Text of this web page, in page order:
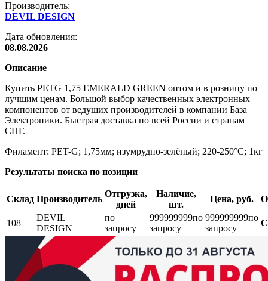
Производитель:
DEVIL DESIGN
Дата обновления:
08.08.2026
Описание
Купить PETG 1,75 EMERALD GREEN оптом и в розницу по
лучшим ценам. Большой выбор качественных электронных
компонентов от ведущих производителей в компании База
Электроники. Быстрая доставка по всей России и странам
СНГ.
Филамент: PET-G; 1,75мм; изумрудно-зелёный; 220-250°C; 1кг
Результаты поиска по позиции
Склад Производитель
Отгрузка,
дней
Наличие,
шт.
Цена, руб.
108
DEVIL
DESIGN
по
запросу
999999999по
запросу
999999999по
запросу